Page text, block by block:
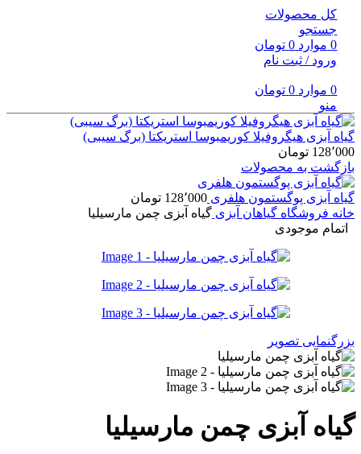
کل محصولات
جستجو
0 موارد 0 تومان
ورود / ثبت نام
0 موارد 0 تومان
منو
گیاه آبزی هیگروفیلا کوریمبوسا استریکتا (برگ سیبی)
128٬000 تومان
بازگشت به محصولات
گیاه آبزی پوگستمون هلفری 128٬000 تومان
خانه فروشگاه گیاهان آبزی گیاه آبزی چمن مارسیلیا
اتمام موجودی
بزرگنمایی تصویر
گیاه آبزی چمن مارسیلیا